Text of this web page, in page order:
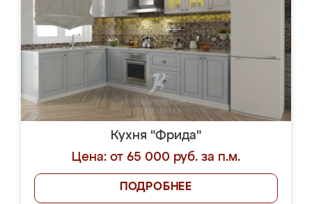
Кухня "Фрида"
Цена: от 65 000 руб. за п.м.
ПОДРОБНЕЕ